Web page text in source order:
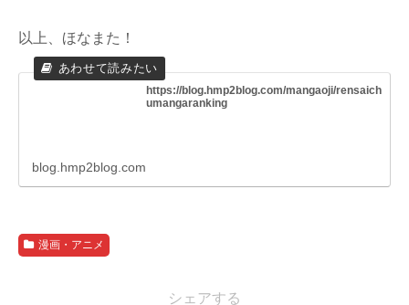
以上、ほなまた！
https://blog.hmp2blog.com/mangaoji/rensaich
umangaranking
blog.hmp2blog.com
漫画・アニメ
シェアする